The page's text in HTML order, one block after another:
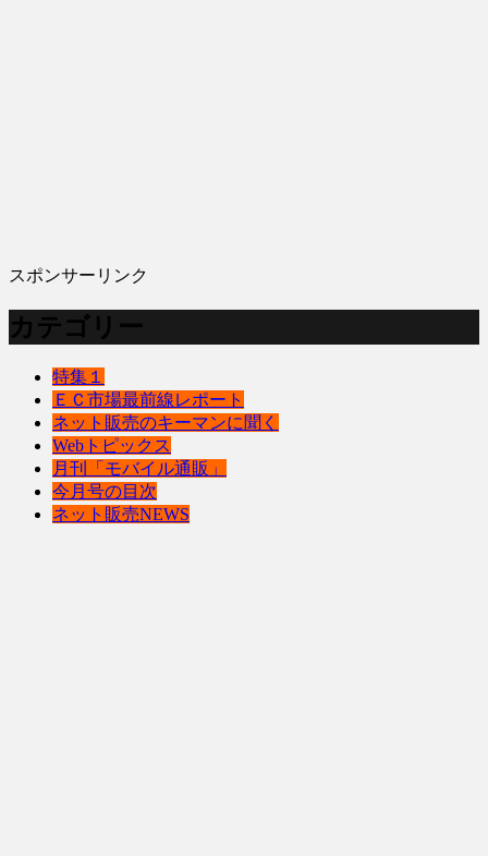
スポンサーリンク
カテゴリー
特集１
ＥＣ市場最前線レポート
ネット販売のキーマンに聞く
Webトピックス
月刊「モバイル通販」
今月号の目次
ネット販売NEWS